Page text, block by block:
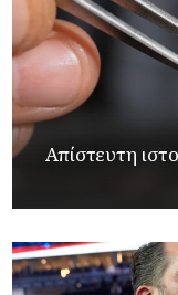
Απίστευτη